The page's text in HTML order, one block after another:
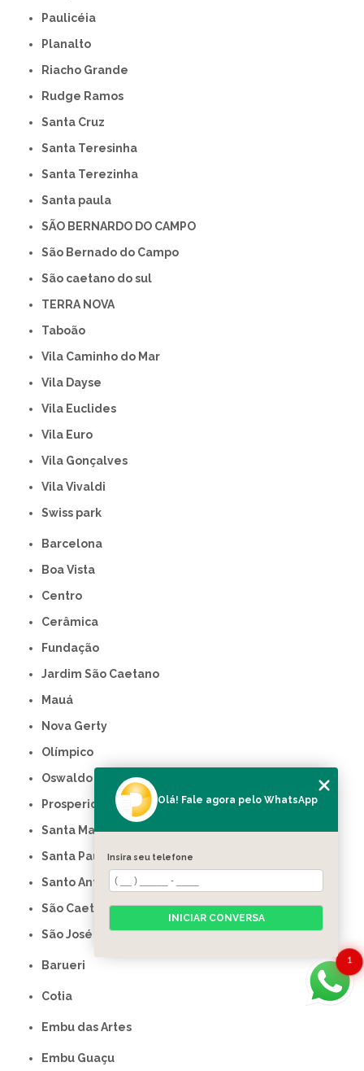
Paulicéia
Planalto
Riacho Grande
Rudge Ramos
Santa Cruz
Santa Teresinha
Santa Terezinha
Santa paula
SÃO BERNARDO DO CAMPO
São Bernado do Campo
São caetano do sul
TERRA NOVA
Taboão
Vila Caminho do Mar
Vila Dayse
Vila Euclides
Vila Euro
Vila Gonçalves
Vila Vivaldi
swiss park
Barcelona
Boa Vista
Centro
Cerâmica
Fundação
Jardim São Caetano
Mauá
Nova Gerty
Olímpico
Oswaldo Cruz
Prosperidade
Santa Maria
Santa Paula
Santo Antônio
São Caetano do Sul
São José
Barueri
Cotia
Embu das Artes
Embu Guaçu
1
Olá! Fale agora pelo WhatsApp
Insira seu telefone
INICIAR CONVERSA